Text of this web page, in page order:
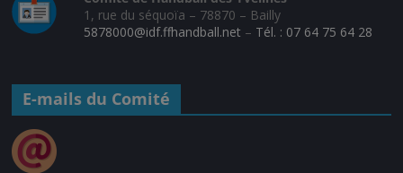
1, rue du séquoïa – 78870 – Bailly
5878000@idf.ffhandball.net – Tél. : 07 64 75 64 28
E-mails du Comité